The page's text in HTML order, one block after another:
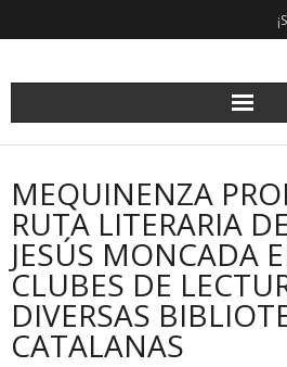
MEQUINENZA
RUTA LITERARIA
JESÚS MONCADA
CLUBES DE
DIVERSAS
CATALANAS